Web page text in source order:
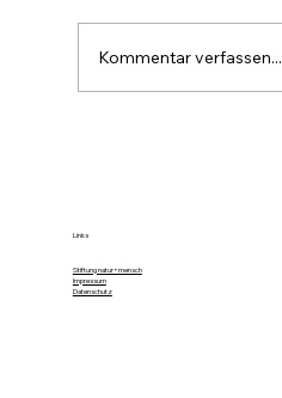
Kommentar verfassen...
Links
Stiftung natur+mensch
Impressum
Datenschutz